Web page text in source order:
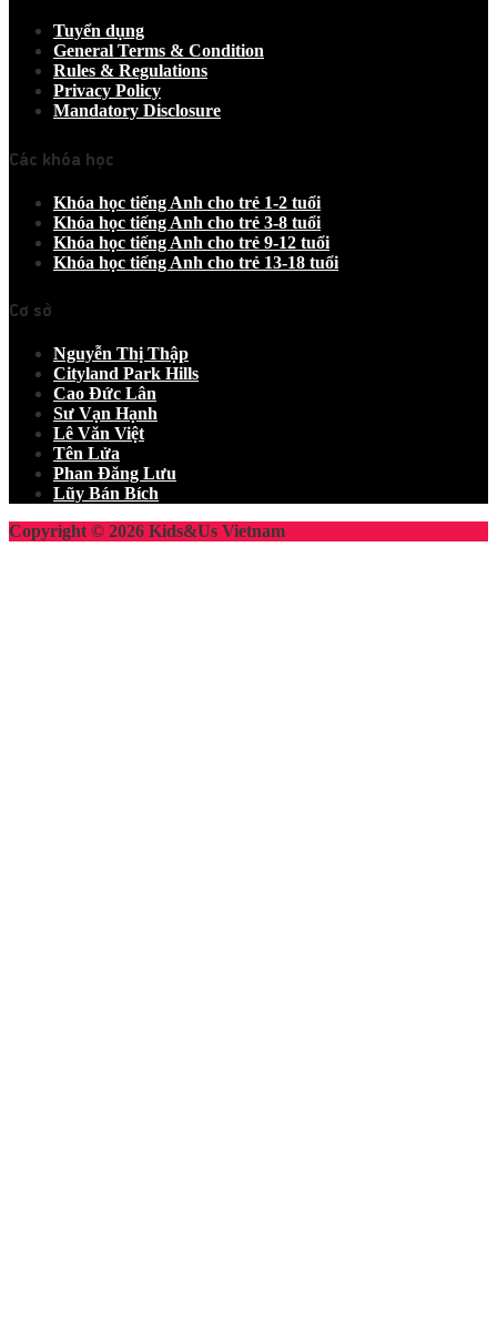
Tuyển dụng
General Terms & Condition
Rules & Regulations
Privacy Policy
Mandatory Disclosure
Các khóa học
Khóa học tiếng Anh cho trẻ 1-2 tuổi
Khóa học tiếng Anh cho trẻ 3-8 tuổi
Khóa học tiếng Anh cho trẻ 9-12 tuổi
Khóa học tiếng Anh cho trẻ 13-18 tuổi
Cơ sở
Nguyễn Thị Thập
Cityland Park Hills
Cao Đức Lân
Sư Vạn Hạnh
Lê Văn Việt
Tên Lửa
Phan Đăng Lưu
Lũy Bán Bích
Copyright © 2026 Kids&Us Vietnam